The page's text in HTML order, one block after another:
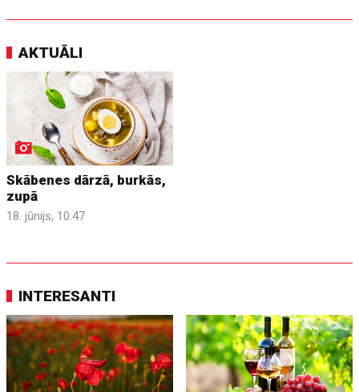
AKTUĀLI
Skābenes dārzā, burkās,
zupā
18. jūnijs, 10:47
INTERESANTI